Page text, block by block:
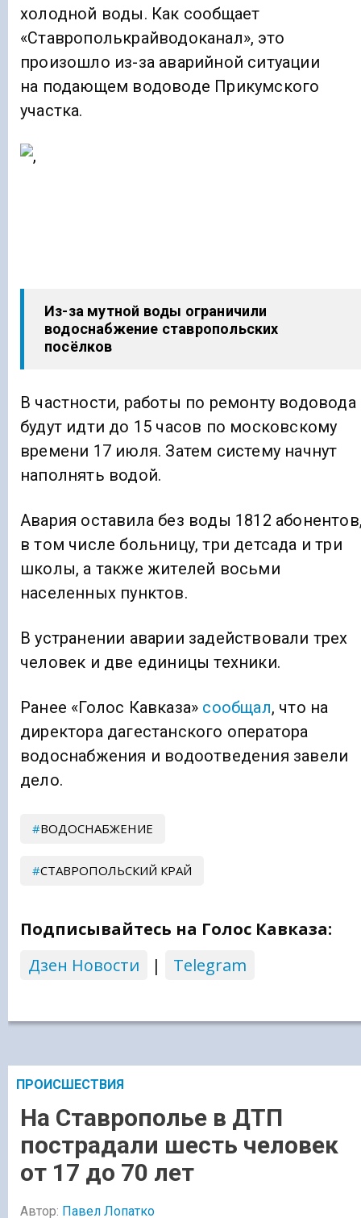
холодной воды. Как сообщает
«Ставрополькрайводоканал», это
произошло из-за аварийной ситуации
на подающем водоводе Прикумского
участка.
Из-за мутной воды ограничили
водоснабжение ставропольских
посёлков
В частности, работы по ремонту водовода
будут идти до 15 часов по московскому
времени 17 июля. Затем систему начнут
наполнять водой.
Авария оставила без воды 1812
в том числе больницу, три детсада и три
школы, а также жителей восьми
населенных пунктов.
В устранении аварии задействовали трех
человек и две единицы техники.
Ранее «Голос Кавказа» сообщал, что на
директора дагестанского оператора
водоснабжения и водоотведения завели
дело.
ВОДОСНАБЖЕНИЕ
СТАВРОПОЛЬСКИЙ КРАЙ
Подписывайтесь на Голос Кавказа:
Дзен Новости
| Telegram
ПРОИСШЕСТВИЯ
На Ставрополье в ДТП
пострадали шесть человек
от 17 до 70 лет
Автор: Павел Лопатко